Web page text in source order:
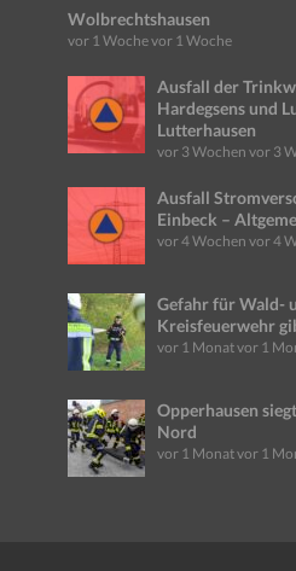
Wolbrechtshausen
vor 1 Wochevor 1 Woche
Ausfall der
Hardegsens und
Lutterhausen
vor 3 Wochen vor 3
Ausfall
Einbeck –
vor 4 Wochen vor 4
Gefahr für Wald-
Kreisfeuerwehr
vor 1 Monatvor 1
Opperhausen
Nord
vor 1 Monatvor 1